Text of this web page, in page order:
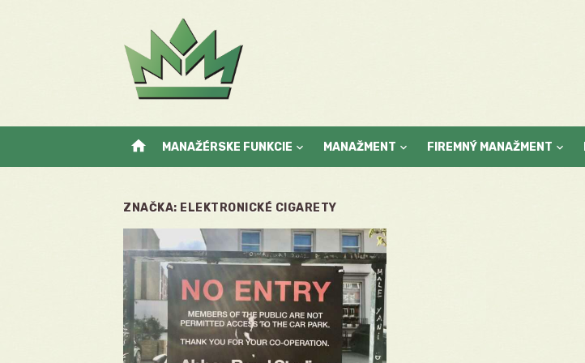
home MANAŽÉRSKE FUNKCIE MANAŽMENT FIREMNÝ MANAŽMENT
ZNAČKA: ELEKTRONICKÉ CIGARETY